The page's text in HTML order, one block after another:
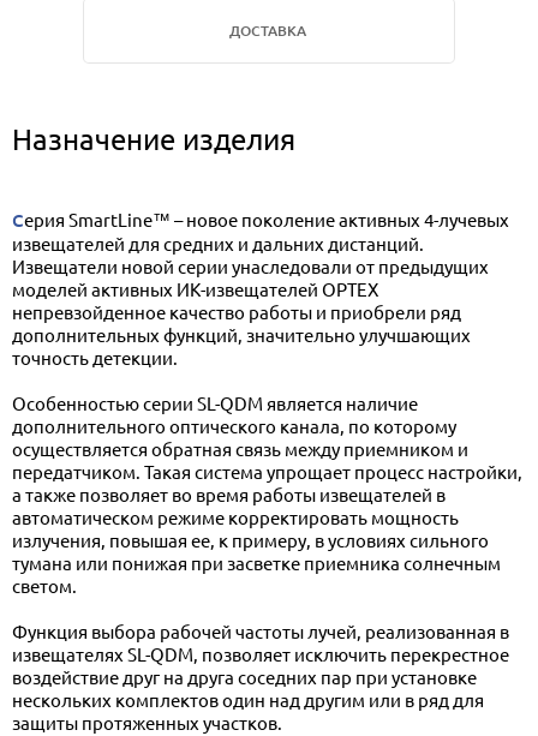
ДОСТАВКА
Назначение изделия
Серия SmartLine™ – новое поколение активных 4-лучевых
извещателей для средних и дальних дистанций.
Извещатели новой серии унаследовали от предыдущих
моделей активных ИК-извещателей OPTEX
непревзойденное качество работы и приобрели ряд
дополнительных функций, значительно улучшающих
точность детекции.
Особенностью серии SL-QDM является наличие
дополнительного оптического канала, по которому
осуществляется обратная связь между приемником и
передатчиком. Такая система упрощает процесс настройки,
а также позволяет во время работы извещателей в
автоматическом режиме корректировать мощность
излучения, повышая ее, к примеру, в условиях сильного
тумана или понижая при засветке приемника солнечным
светом.
Функция выбора рабочей частоты лучей, реализованная в
извещателях SL-QDM, позволяет исключить перекрестное
воздействие друг на друга соседних пар при установке
нескольких комплектов один над другим или в ряд для
защиты протяженных участков.